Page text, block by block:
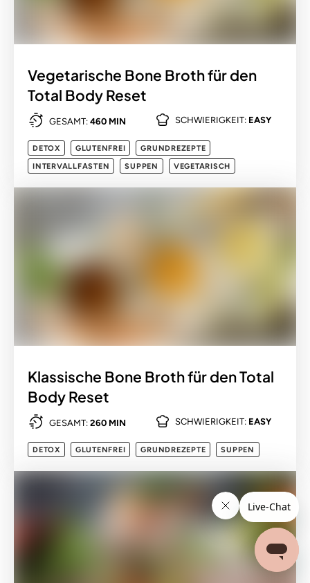
Vegetarische Bone Broth für den
Total Body Reset
GESAMT: 460 MIN SCHWIERIGKEIT: EASY
DETOX GLUTENFREI
GRUNDREZEPTE
INTERVALLFASTEN
SUPPEN VEGETARISCH
Klassische Bone Broth für den Total
Body Reset
GESAMT: 260 MIN SCHWIERIGKEIT: EASY
DETOX GLUTENFREI GRUNDREZEPTE SUPPEN